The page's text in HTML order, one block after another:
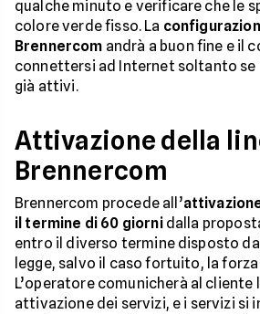
qualche minuto e verificare che le
colore verde fisso. La
Brennercom andrà a buon fine e il
connettersi ad Internet soltanto se
già attivi.
Attivazione della
Brennercom
Brennercom procede all’
il termine di 60 giornidalla
entro il diverso termine disposto
legge, salvo il caso fortuito, la
L’operatore comunicherà al cliente
attivazione dei servizi, e i servizi si